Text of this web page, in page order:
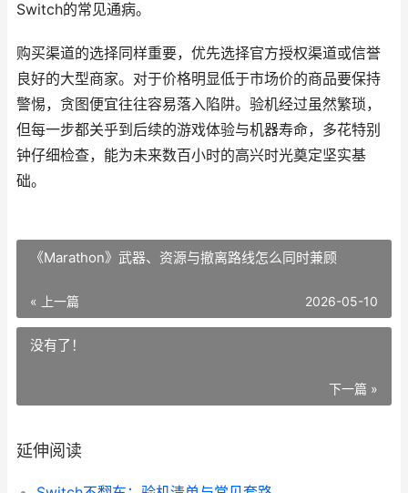
Switch的常见通病。
购买渠道的选择同样重要，优先选择官方授权渠道或信誉
良好的大型商家。对于价格明显低于市场价的商品要保持
警惕，贪图便宜往往容易落入陷阱。验机经过虽然繁琐，
但每一步都关乎到后续的游戏体验与机器寿命，多花特别
钟仔细检查，能为未来数百小时的高兴时光奠定坚实基
础。
《Marathon》武器、资源与撤离路线怎么同时兼顾
« 上一篇 2026-05-10
没有了！
下一篇 »
延伸阅读